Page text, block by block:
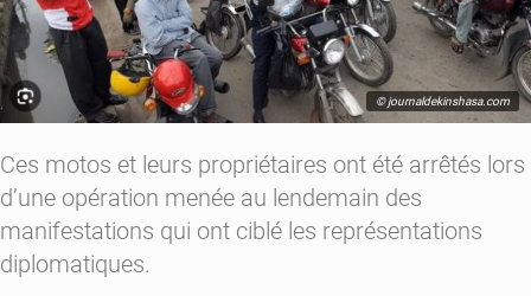
© journaldekinshasa.com
Ces motos et leurs propriétaires ont été arrêtés lors
d’une opération menée au lendemain des
manifestations qui ont ciblé les représentations
diplomatiques.